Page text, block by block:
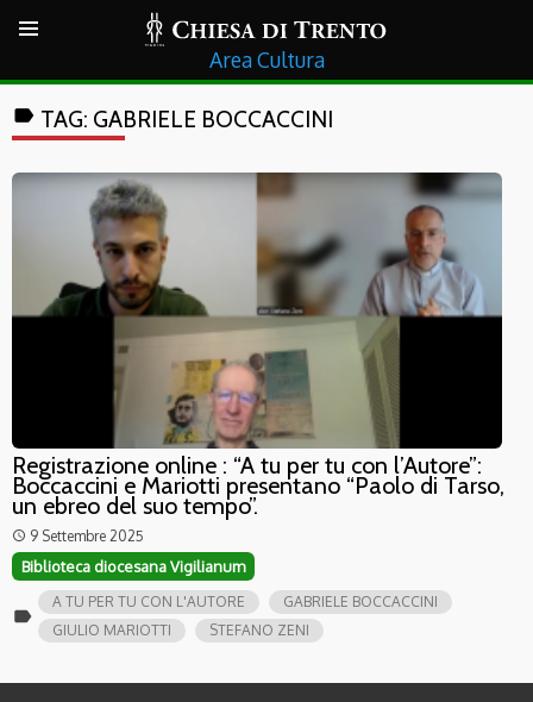
Cultura
label TAG: GABRIELE BOCCACCINI
Registrazione online : “A tu per tu con l’Autore”:
Boccaccini e Mariotti presentano “Paolo di Tarso,
un ebreo del suo tempo”.
access_time 9 Settembre 2025
Biblioteca diocesana Vigilianum
label
A TU PER TU CON L'AUTORE
GABRIELE BOCCACCINI
GIULIO MARIOTTI
STEFANO ZENI